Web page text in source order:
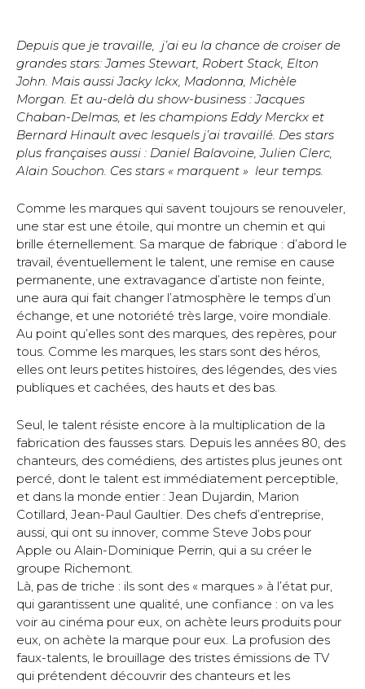
Depuis que je travaille, j’ai eu la chance de croiser de
grandes stars: James Stewart, Robert Stack, Elton
John. Mais aussi Jacky Ickx, Madonna, Michèle
Morgan. Et au-delà du show-business : Jacques
Chaban-Delmas, et les champions Eddy Merckx et
Bernard Hinault avec lesquels j’ai travaillé. Des stars
plus françaises aussi : Daniel Balavoine, Julien Clerc,
Alain Souchon. Ces stars « marquent » leur temps.
Comme les marques qui savent toujours se renouveler,
une star est une étoile, qui montre un chemin et qui
brille éternellement. Sa marque de fabrique : d’abord le
travail, éventuellement le talent, une remise en cause
permanente, une extravagance d’artiste non feinte,
une aura qui fait changer l’atmosphère le temps d’un
échange, et une notoriété très large, voire mondiale.
Au point qu’elles sont des marques, des repères, pour
tous. Comme les marques, les stars sont des héros,
elles ont leurs petites histoires, des légendes, des vies
publiques et cachées, des hauts et des bas.
Seul, le talent résiste encore à la multiplication de la
fabrication des fausses stars. Depuis les années 80, des
chanteurs, des comédiens, des artistes plus jeunes ont
percé, dont le talent est immédiatement perceptible,
et dans la monde entier : Jean Dujardin, Marion
Cotillard, Jean-Paul Gaultier. Des chefs d’entreprise,
aussi, qui ont su innover, comme Steve Jobs pour
Apple ou Alain-Dominique Perrin, qui a su créer le
groupe Richemont.
Là, pas de triche : ils sont des « marques » à l’état pur,
qui garantissent une qualité, une confiance : on va les
voir au cinéma pour eux, on achète leurs produits pour
eux, on achète la marque pour eux. La profusion des
faux-talents, le brouillage des tristes émissions de TV
qui prétendent découvrir des chanteurs et les